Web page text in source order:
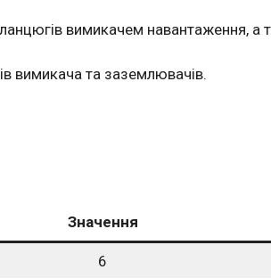
вимикачем навантаження, а
вимикача та заземлювачів.
Значення
6